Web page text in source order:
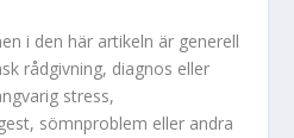
i den här artikeln är generell
rådgivning, diagnos eller
stress,
sömnproblem eller andra